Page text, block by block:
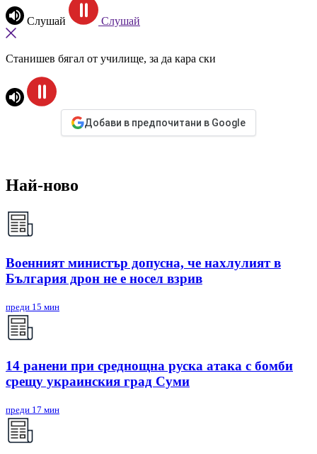
Слушай Слушай
Станишев бягал от училище, за да кара ски
Добави в предпочитани в Google
Най-ново
Военният министър допусна, че нахлулият в
България дрон не е носел взрив
преди 15 мин
14 ранени при среднощна руска атака с бомби
срещу украинския град Суми
преди 17 мин